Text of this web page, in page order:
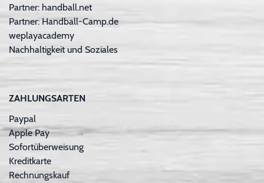
Partner: handball.net
Partner: Handball-Camp.de
weplayacademy
Nachhaltigkeit und Soziales
ZAHLUNGSARTEN
Paypal
Apple Pay
Sofortüberweisung
Kreditkarte
Rechnungskauf